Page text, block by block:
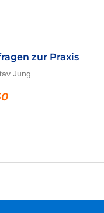
zur Praxis
Jung